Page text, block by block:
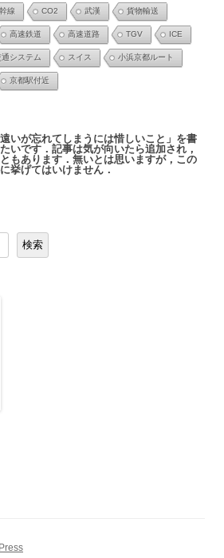
線 CO2 武漢 貨物輸送
高速鉄道 高速道路 TGV ICE
通システム スイス 小浜京都ルート
京都駅付近
いが忘れてしまうには惜しいこと」を書
いです．記事は気が向いたら追加され，
もあります．無いとは思いますが，この
挙げてはいけません．
検索